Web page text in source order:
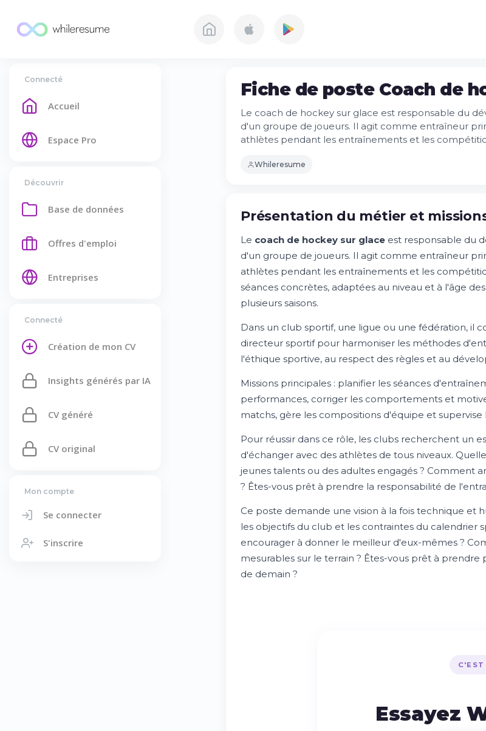
Connecté
Accueil
Espace Pro
Découvrir
Base de données
Offres d'emploi
Entreprises
Connecté
Création de mon CV
Insights générés par IA
CV généré
CV original
Mon compte
Se connecter
S'inscrire
Fiche de poste Coach de
Le coach de hockey sur glace est responsable du
d'un groupe de joueurs. Il agit comme entraîneur
athlètes pendant les entraînements et les
Whileresume
Présentation du métier et
Le coach de hockey sur glace est responsable du
d'un groupe de joueurs. Il agit comme entraîneur
athlètes pendant les entraînements et les
séances concrètes, adaptées au niveau et à l'âge
plusieurs saisons.
Dans un club sportif, une ligue ou une fédération, il
directeur sportif pour harmoniser les méthodes
l'éthique sportive, au respect des règles et au
Missions principales : planifier les séances
performances, corriger les comportements et
matchs, gère les compositions d'équipe et
Pour réussir dans ce rôle, les clubs recherchent un
d'échanger avec des athlètes de tous niveaux.
jeunes talents ou des adultes engagés ? Comment
? Êtes-vous prêt à prendre la responsabilité de
Ce poste demande une vision à la fois technique et
les objectifs du club et les contraintes du calendrier
encourager à donner le meilleur d'eux-mêmes ?
mesurables sur le terrain ? Êtes-vous prêt à
de demain ?
Essayez